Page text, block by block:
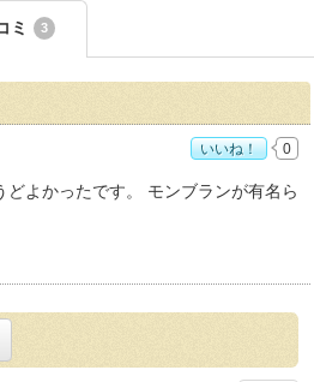
ミ 3
よかったです。 モンブランが有名ら
いいね！ 0